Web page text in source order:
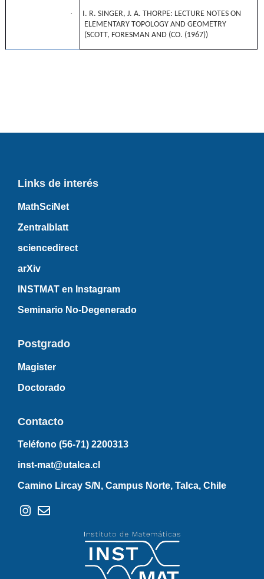
·
I. R. SINGER, J. A. THORPE: LECTURE NOTES ON
ELEMENTARY TOPOLOGY AND GEOMETRY
(SCOTT, FORESMAN AND (CO. (1967))
Links de interés
MathSciNet
Zentralblatt
sciencedirect
arXiv
INSTMAT en Instagram
Seminario No-Degenerado
Postgrado
Magister
Doctorado
Contacto
Teléfono (56-71) 2200313
inst-mat@utalca.cl
Camino Lircay S/N, Campus Norte, Talca, Chile